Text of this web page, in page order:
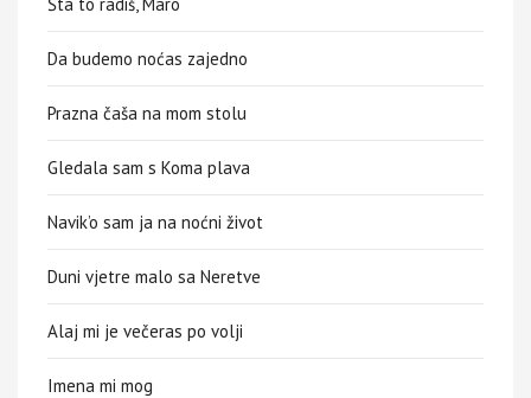
Da budemo noćas zajedno
Prazna čaša na mom stolu
Gledala sam s Koma plava
Navik’o sam ja na noćni život
Duni vjetre malo sa Neretve
Alaj mi je večeras po volji
Imena mi mog